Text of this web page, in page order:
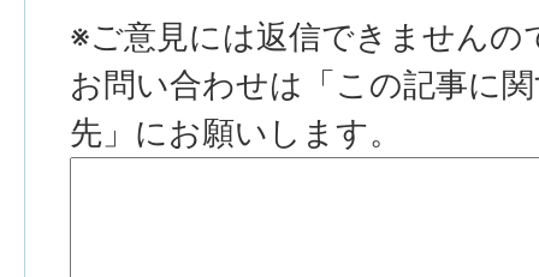
※ご意見には返信できませんの
お問い合わせは「この記事に
先」にお願いします。